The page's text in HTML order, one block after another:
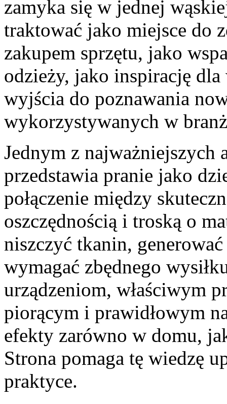
zamyka się w jednej
traktować jako miejsce do
zakupem sprzętu, jako
odzieży, jako inspirację
wyjścia do poznawania
wykorzystywanych w
Jednym z najważniejszych
przedstawia pranie jako
połączenie między
oszczędnością i troską o
niszczyć tkanin,
wymagać zbędnego
urządzeniom, właściwym
piorącym i prawidłowym
efekty zarówno w domu,
Strona pomaga tę wiedzę
praktyce.